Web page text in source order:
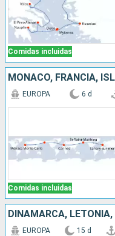
Comidas incluidas
MONACO, FRANCIA,
Comidas incluidas
EUROPA 6 d
EUROPA 15 d